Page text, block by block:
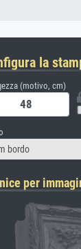
la
(motivo, cm)
bordo
per